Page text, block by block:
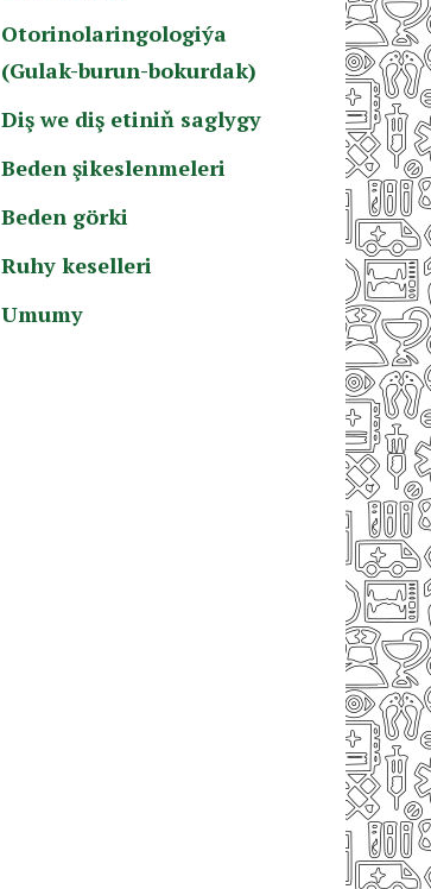
Otorinolaringologiýa
(Gulak-burun-bokurdak)
Diş we diş etiniň saglygy
Beden şikeslenmeleri
Beden görki
Ruhy keselleri
Umumy